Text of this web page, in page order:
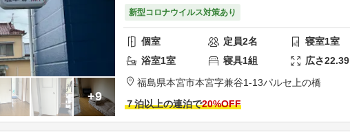
+9
新型コロナウイルス対策あり
個室 定員2名 寝室1室
浴室1室 寝具1組 広さ22.39
福島県本宮市本宮字兼谷1-13パルセ上の橋
７泊以上の連泊で20%OFF